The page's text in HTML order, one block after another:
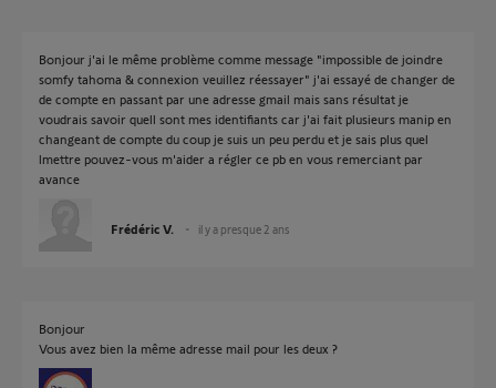
Bonjour j'ai le même problème comme message "impossible de joindre
somfy tahoma & connexion veuillez réessayer" j'ai essayé de changer de
de compte en passant par une adresse gmail mais sans résultat je
voudrais savoir quell sont mes identifiants car j'ai fait plusieurs manip en
changeant de compte du coup je suis un peu perdu et je sais plus quel
lmettre pouvez-vous m'aider a régler ce pb en vous remerciant par
avance
Frédéric V. il y a presque 2 ans
Bonjour
Vous avez bien la même adresse mail pour les deux ?